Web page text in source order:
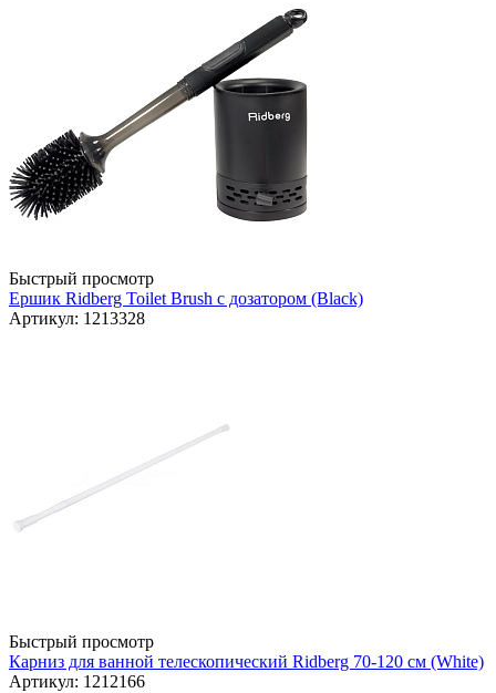
Быстрый просмотр
Ершик Ridberg Toilet Brush с дозатором (Black)
Артикул: 1213328
Быстрый просмотр
Карниз для ванной телескопический Ridberg 70-120 см (White)
Артикул: 1212166